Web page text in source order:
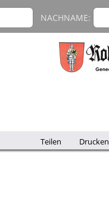
NACHNAME:
Teilen Drucken